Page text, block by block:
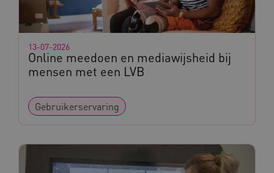
Online meedoen en mediawijsheid bij
mensen met een LVB
13-07-2026
Gebruikerservaring